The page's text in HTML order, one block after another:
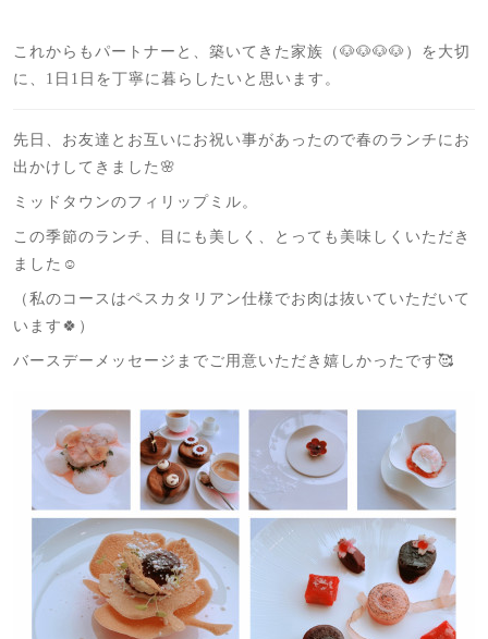
これからもパートナーと、築いてきた家族（🐶🐶🐶🐶）を大切
に、1日1日を丁寧に暮らしたいと思います。
先日、お友達とお互いにお祝い事があったので春のランチにお
出かけしてきました🌸
ミッドタウンのフィリップミル。
この季節のランチ、目にも美しく、とっても美味しくいただき
ました☺️
（私のコースはペスカタリアン仕様でお肉は抜いていただいて
います🍀）
バースデーメッセージまでご用意いただき嬉しかったです🥰